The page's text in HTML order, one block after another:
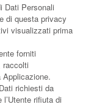
Dati Personali
di questa privacy
visualizzati prima
forniti
raccolti
richiesti da
rifiuta di